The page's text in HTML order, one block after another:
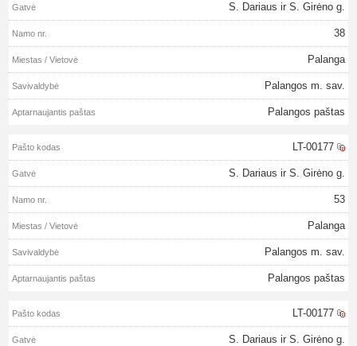
S. Dariaus ir S. Girėno g.
38
Palanga
Palangos m. sav.
Palangos paštas
LT-00177
S. Dariaus ir S. Girėno g.
53
Palanga
Palangos m. sav.
Palangos paštas
LT-00177
S. Dariaus ir S. Girėno g.